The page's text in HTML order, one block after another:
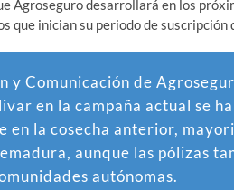
Agroseguro desarrollará en los
que inician su periodo de suscripción
y Comunicación de
en la campaña actual se
en la cosecha anterior,
aunque las pólizas
autónomas.